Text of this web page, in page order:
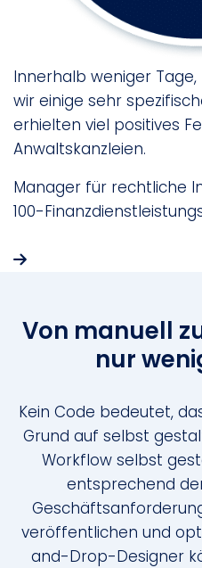
Innerhalb weniger
wir einige sehr
erhielten viel positives
Anwaltskanzleien.
Manager für rechtliche
100-
Von manuell
nur
Kein Code bedeutet,
Grund auf selbst
Workflow selbst
entsprechend
veröffentlichen und
and-Drop-Designer